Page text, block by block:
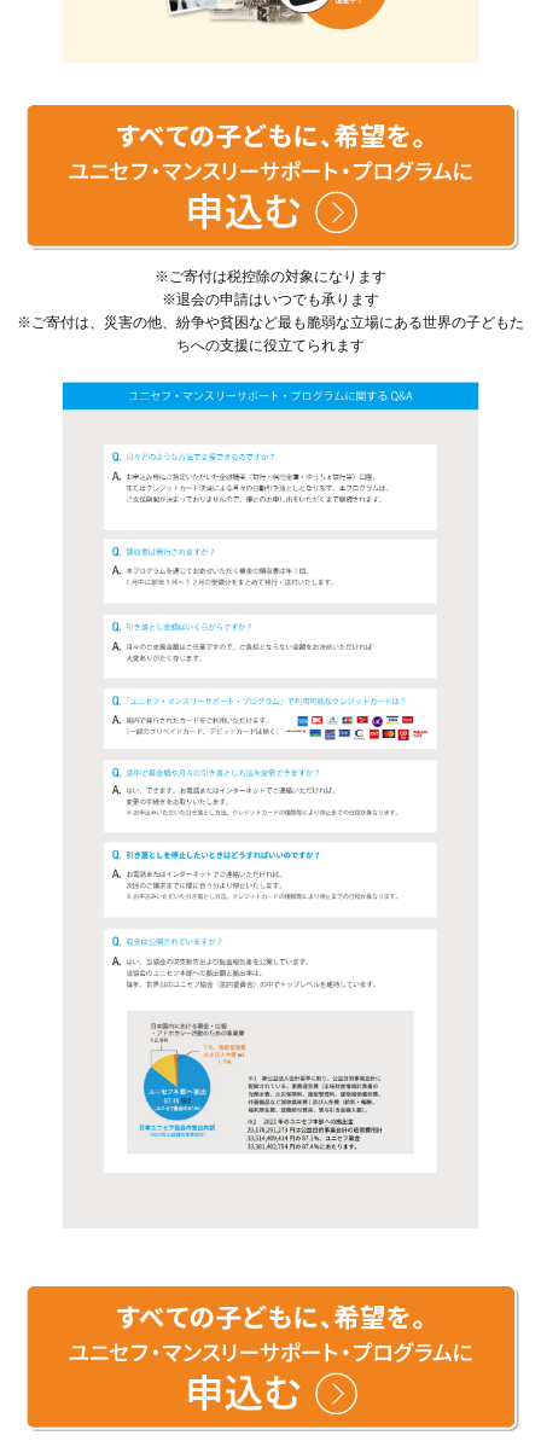
※ご寄付は税控除の対象になります
※退会の申請はいつでも承ります
※ご寄付は、災害の他、紛争や貧困など最も脆弱な立場にある世界の子どもた
ちへの支援に役立てられます